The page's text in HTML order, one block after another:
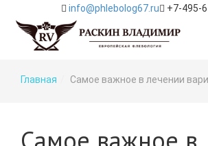
info@phlebolog67.ru +7-495-
Главная Самое важное в лечении